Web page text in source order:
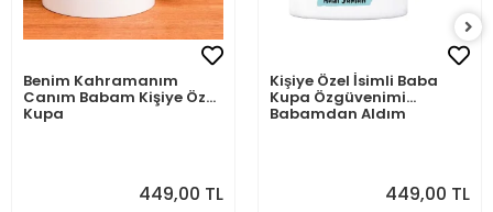
Benim Kahramanım
Canım Babam Kişiye Özel
Kupa
449,00 TL
Kişiye Özel İsimli Baba
Kupa Özgüvenimi
Babamdan Aldım
449,00 TL